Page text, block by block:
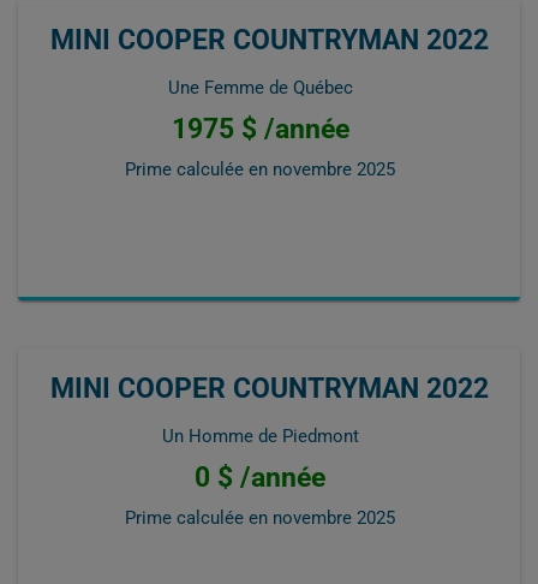
MINI COOPER COUNTRYMAN 2022
Une Femme de Québec
1975 $ /année
Prime calculée en novembre 2025
MINI COOPER COUNTRYMAN 2022
Un Homme de Piedmont
0 $ /année
Prime calculée en novembre 2025